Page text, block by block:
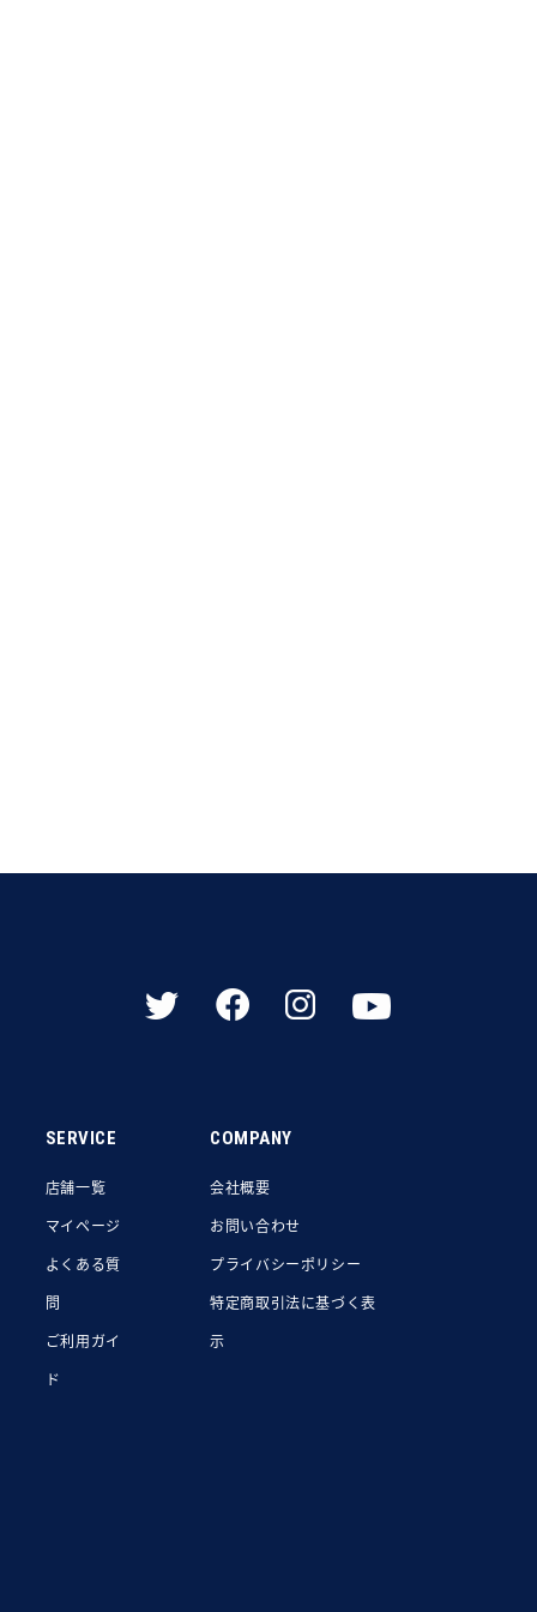
SERVICE
店舗一覧
マイページ
よくある質
問
ご利用ガイ
ド
COMPANY
会社概要
お問い合わせ
プライバシーポリシー
特定商取引法に基づく表
示